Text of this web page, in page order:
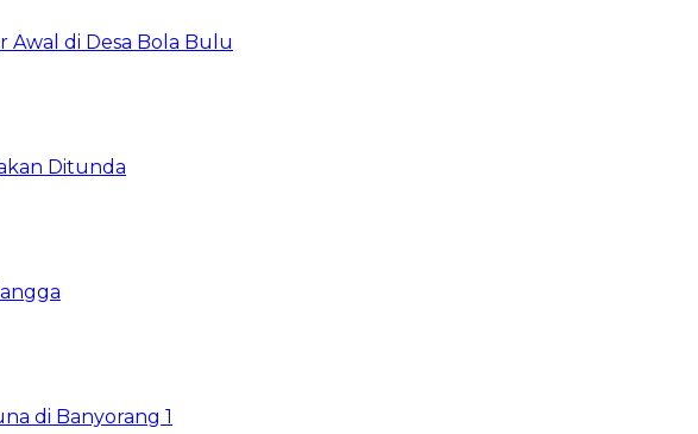
Awal di Desa Bola Bulu
Ditunda
di Banyorang 1